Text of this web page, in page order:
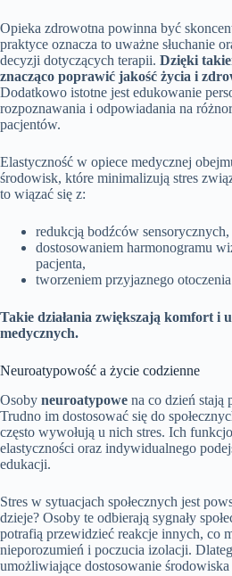
Opieka zdrowotna powinna być
praktyce oznacza to uważne słuchanie
decyzji dotyczących terapii. Dzięki
znacząco poprawić jakość życia i
Dodatkowo istotne jest edukowanie
rozpoznawania i odpowiadania na
pacjentów.
Elastyczność w opiece medycznej
środowisk, które minimalizują stres
to wiązać się z:
redukcją bodźców sensorycznych,
dostosowaniem harmonogramu
pacjenta,
tworzeniem przyjaznego
Takie działania zwiększają komfort i
medycznych.
Neuroatypowość a życie codzienne
Osoby neuroatypowe na co dzień stają
Trudno im dostosować się do
często wywołują u nich stres. Ich
elastyczności oraz indywidualnego
edukacji.
Stres w sytuacjach społecznych jest
dzieje? Osoby te odbierają sygnały
potrafią przewidzieć reakcje innych, co
nieporozumień i poczucia izolacji.
umożliwiające dostosowanie